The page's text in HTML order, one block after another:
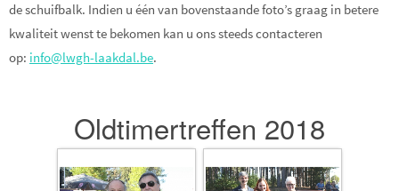
de schuifbalk. Indien u één van bovenstaande foto’s graag in betere
kwaliteit wenst te bekomen kan u ons steeds contacteren
op: info@lwgh-laakdal.be.
Oldtimertreffen 2018